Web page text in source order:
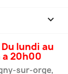
keyboard_arrow_down
lundi au
a 20h00
sur-orge,